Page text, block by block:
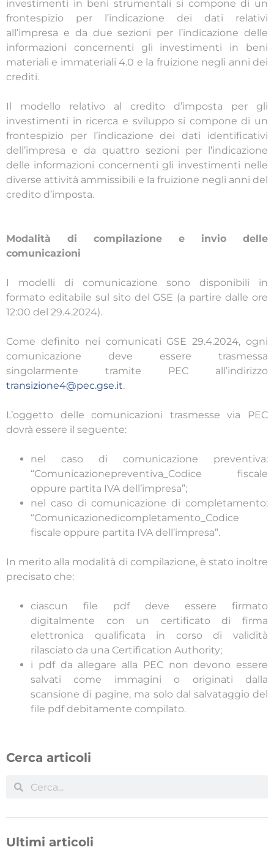
investimenti in beni strumentali si compone di un
frontespizio per l’indicazione dei dati relativi
all’impresa e da due sezioni per l’indicazione delle
informazioni concernenti gli investimenti in beni
materiali e immateriali 4.0 e la fruizione negli anni dei
crediti.
Il modello relativo al credito d’imposta per gli
investimenti in ricerca e sviluppo si compone di un
frontespizio per l’indicazione dei dati identificativi
dell’impresa e da quattro sezioni per l’indicazione
delle informazioni concernenti gli investimenti nelle
diverse attività ammissibili e la fruizione negli anni del
credito d’imposta.
Modalità di compilazione e invio delle
comunicazioni
I modelli di comunicazione sono disponibili in
formato editabile sul sito del GSE (a partire dalle ore
12:00 del 29.4.2024).
Come definito nei comunicati GSE 29.4.2024, ogni
comunicazione deve essere trasmessa
singolarmente tramite PEC all’indirizzo
transizione4@pec.gse.it.
L’oggetto delle comunicazioni trasmesse via PEC
dovrà essere il seguente:
nel caso di comunicazione preventiva:
“Comunicazionepreventiva_Codice fiscale
oppure partita IVA dell’impresa”;
nel caso di comunicazione di completamento:
“Comunicazionedicompletamento_Codice
fiscale oppure partita IVA dell’impresa”.
In merito alla modalità di compilazione, è stato inoltre
precisato che:
ciascun file pdf deve essere firmato
digitalmente con un certificato di firma
elettronica qualificata in corso di validità
rilasciato da una Certification Authority;
i pdf da allegare alla PEC non devono essere
salvati come immagini o originati dalla
scansione di pagine, ma solo dal salvataggio del
file pdf debitamente compilato.
Cerca articoli
Ultimi articoli